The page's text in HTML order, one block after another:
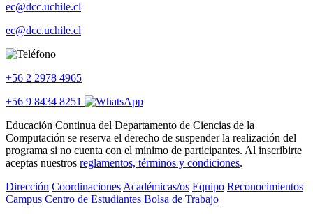
ec@dcc.uchile.cl
ec@dcc.uchile.cl
+56 2 2978 4965
+56 9 8434 8251
Educación Continua del Departamento de Ciencias de la
Computación se reserva el derecho de suspender la realización del
programa si no cuenta con el mínimo de participantes. Al inscribirte
aceptas nuestros reglamentos, términos y condiciones.
Dirección Coordinaciones Académicas/os Equipo Reconocimientos
Campus Centro de Estudiantes Bolsa de Trabajo